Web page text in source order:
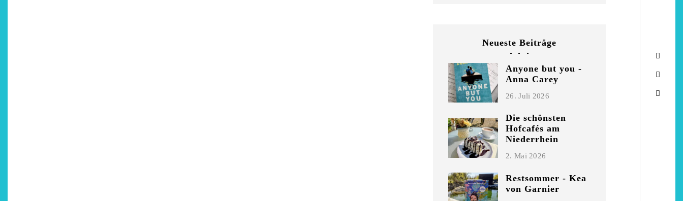
Neueste Beiträge
Anyone but you -
Anna Carey
26. Juli 2026
Die schönsten
Hofcafés am
Niederrhein
2. Mai 2026
Restsommer - Kea
von Garnier